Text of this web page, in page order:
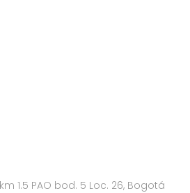
1.5 PAO bod. 5 Loc. 26, Bogotá